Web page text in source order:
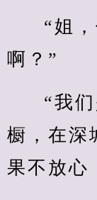
“姐
啊？”
“我
橱，在深
果不放心